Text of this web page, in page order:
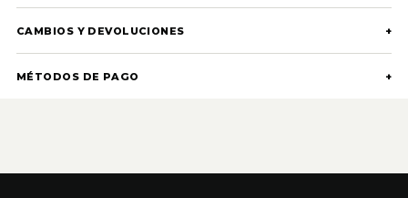
CAMBIOS Y DEVOLUCIONES +
MÉTODOS DE PAGO +